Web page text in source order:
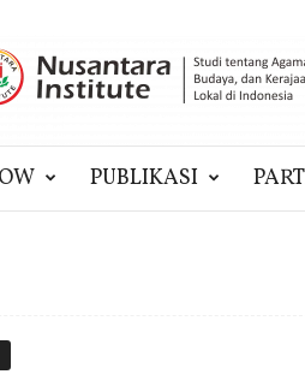
PUBLIKASI